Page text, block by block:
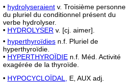
• hydrolyseraient v. Troisième personne
du pluriel du conditionnel présent du
verbe hydrolyser.
• HYDROLYSER v. [cj. aimer].
• hyperthyroïdies n.f. Pluriel de
hyperthyroïdie.
• HYPERTHYROÏDIE n.f. Méd. Activité
exagérée de la thyroïde.
• HYPOCYCLOÏDAL, E, AUX adj.